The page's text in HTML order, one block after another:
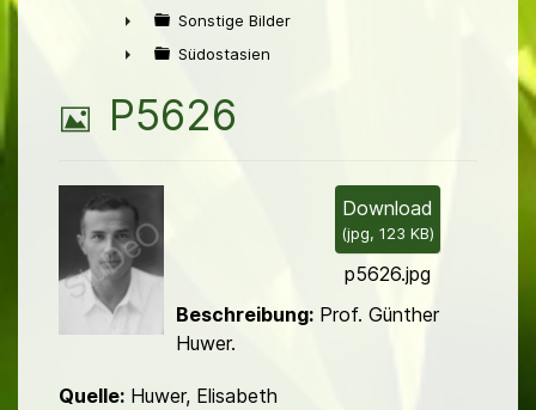
►
►
Sonstige Bilder
Südostasien
B
l
d
P5626
Download
(jpg, 123 KB)
p5626.jpg
Beschreibung:Prof. Günther
Huwer.
Quelle: Huwer, Elisabeth